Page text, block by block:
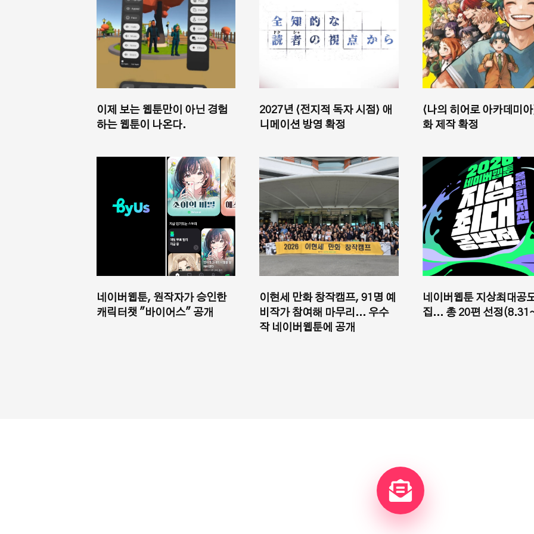
이제 보는 웹툰만이 아닌 경험
하는 웹툰이 나온다.
2027년 ⟨전지적 독자 시점⟩ 애
니메이션 방영 확정
⟨나의 히어로 아카데미아
화 제작 확정
네이버웹툰, 원작자가 승인한
캐릭터챗 "바이어스" 공개
이현세 만화 창작캠프, 91명 예
비작가 참여해 마무리... 우수
작 네이버웹툰에 공개
네이버웹툰 지상최대공
집... 총 20편 선정